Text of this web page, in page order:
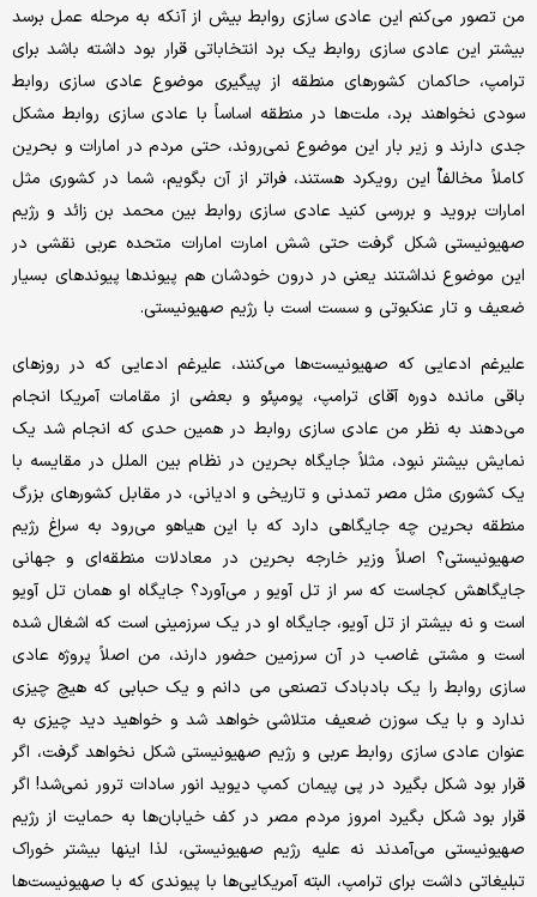
من تصور می‌کنم این عادی سازی روابط بیش از آنکه به مرحله عمل برسد
بیشتر این عادی سازی روابط یک برد انتخاباتی قرار بود داشته باشد برای
ترامپ، حاکمان کشورهای منطقه از پیگیری موضوع عادی سازی روابط
سودی نخواهند برد، ملت‌ها در منطقه اساساً با عادی سازی روابط مشکل
جدی دارند و زیر بار این موضوع نمی‌روند، حتی مردم در امارات و بحرین
کاملاً مخالفاٌ این رویکرد هستند، فراتر از آن بگویم، شما در کشوری مثل
امارات بروید و بررسی کنید عادی سازی روابط بین محمد بن زائد و رژیم
صهیونیستی شکل گرفت حتی شش امارت امارات متحده عربی نقشی در
این موضوع نداشتند یعنی در درون خودشان هم پیوندها پیوندهای بسیار
ضعیف و تار عنکبوتی و سست است با رژیم صهیونیستی.
علیرغم ادعایی که صهیونیست‌ها می‌کنند، علیرغم ادعایی که در روزهای
باقی مانده دوره آقای ترامپ، پومپئو و بعضی از مقامات آمریکا انجام
می‌دهند به نظر من عادی سازی روابط در همین حدی که انجام شد یک
نمایش بیشتر نبود، مثلاً جایگاه بحرین در نظام بین الملل در مقایسه با
یک کشوری مثل مصر تمدنی و تاریخی و ادیانی، در مقابل کشورهای بزرگ
منطقه بحرین چه جایگاهی دارد که با این هیاهو می‌رود به سراغ رژیم
صهیونیستی؟ اصلاً وزیر خارجه بحرین در معادلات منطقه‌ای و جهانی
جایگاهش کجاست که سر از تل آویو ر می‌آورد؟ جایگاه او همان تل آویو
است و نه بیشتر از تل آویو، جایگاه او در یک سرزمینی است که اشغال شده
است و مشتی غاصب در آن سرزمین حضور دارند، من اصلاً پروژه عادی
سازی روابط را یک بادبادک تصنعی می دانم و یک حبابی که هیچ چیزی
ندارد و با یک سوزن ضعیف متلاشی خواهد شد و خواهید دید چیزی به
عنوان عادی سازی روابط عربی و رژیم صهیونیستی شکل نخواهد گرفت، اگر
قرار بود شکل بگیرد در پی پیمان کمپ دیوید انور سادات ترور نمی‌شد! اگر
قرار بود شکل بگیرد امروز مردم مصر در کف خیابان‌ها به حمایت از رژیم
صهیونیستی می‌آمدند نه علیه رژیم صهیونیستی، لذا اینها بیشتر خوراک
تبلیغاتی داشت برای ترامپ، البته آمریکایی‌ها با پیوندی که با صهیونیست‌ها